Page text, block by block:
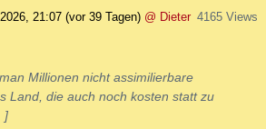
21:07 (vor 39 Tagen) @ Dieter 4165 Views
Millionen nicht assimilierbare
Land, die auch noch kosten statt zu
]